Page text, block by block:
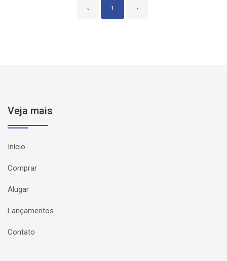
‹ 1 ›
Veja mais
Início
Comprar
Alugar
Lançamentos
Contato